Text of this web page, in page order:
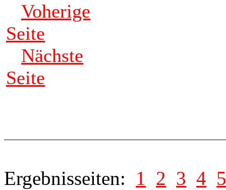
Voherige
Seite
Nächste
Seite
Ergebnisseiten: 1 2 3 4 5